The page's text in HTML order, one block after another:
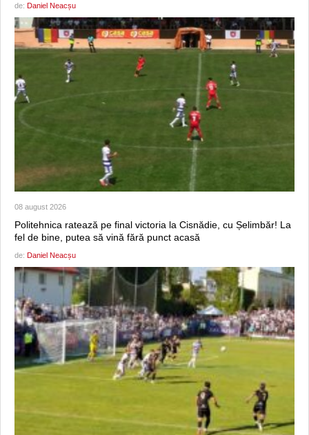
de: Daniel Neacșu
08 august 2026
Politehnica ratează pe final victoria la Cisnădie, cu Șelimbăr! La
fel de bine, putea să vină fără punct acasă
de: Daniel Neacșu